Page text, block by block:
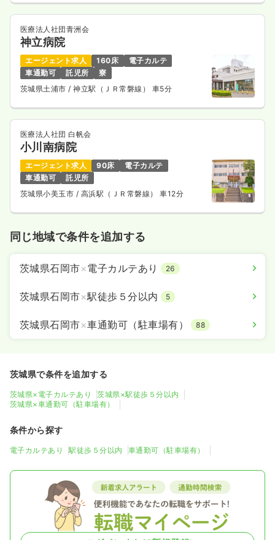
医療法人社団青洲会
神立病院
エージェント求人 160床
電子カルテ
車通勤可
託児所
寮
茨城県土浦市/ 神立駅（ＪＲ常磐線） 車5分
医療法人社団 白帆会
小川南病院
エージェント求人 90床
電子カルテ
車通勤可
託児所
茨城県小美玉市 / 高浜駅（ＪＲ常磐線） 車12分
同じ地域で条件を追加する
茨城県石岡市×電子カルテあり 26
茨城県石岡市×駅徒歩５分以内 5
茨城県石岡市×車通勤可（駐車場有） 88
茨城県で条件を追加する
茨城県×電子カルテあり
茨城県×駅徒歩５分以内
茨城県×車通勤可（駐車場有）
条件から探す
電子カルテあり 駅徒歩５分以内 車通勤可（駐車場有）